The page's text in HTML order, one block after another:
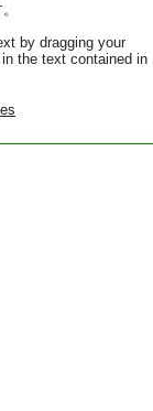
by dragging your
the text contained in